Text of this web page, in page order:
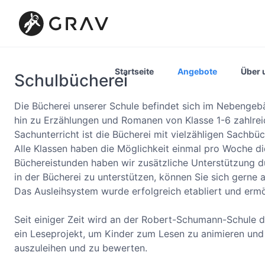
Startseite Angebote Über
Schulbücherei
Die Bücherei unserer Schule befindet sich im
hin zu Erzählungen und Romanen von Klasse 1-6
Sachunterricht ist die Bücherei mit vielzähligen
Alle Klassen haben die Möglichkeit einmal pro Woche
Büchereistunden haben wir zusätzliche Unterstützung
in der Bücherei zu unterstützen, können Sie sich
Das Ausleihsystem wurde erfolgreich etabliert und
Seit einiger Zeit wird an der Robert-Schumann-Schule
ein Leseprojekt, um Kinder zum Lesen zu animieren
auszuleihen und zu bewerten.